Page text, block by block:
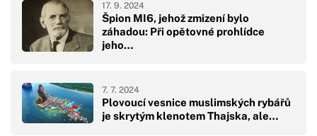
Špion MI6, jehož zmizení bylo
záhadou: Při opětovné prohlídce
jeho…
17. 9. 2024
Plovoucí vesnice muslimských rybářů
je skrytým klenotem Thajska, ale…
7. 7. 2024